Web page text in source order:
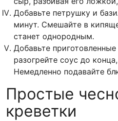
Добавьте петрушку и
минут. Смешайте в
станет однородным.
Добавьте
разогрейте соус до
Немедленно подавайте
Простые
креветки